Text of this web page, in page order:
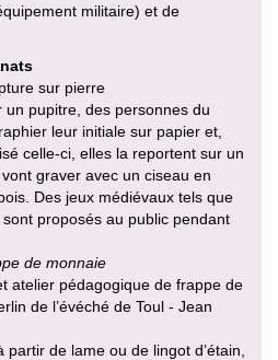
militaire) et de
sur pierre
pupitre, des personnes du
leur initiale sur papier et,
celle-ci, elles la reportent sur un
graver avec un ciseau en
Des jeux médiévaux tels que
proposés au public pendant
de monnaie
atelier pédagogique de frappe de
de l’évéché de Toul - Jean
de lame ou de lingot d’étain,